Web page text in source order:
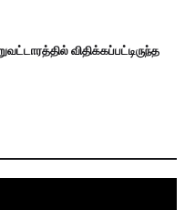
விதிக்கப்பட்டிருந்த